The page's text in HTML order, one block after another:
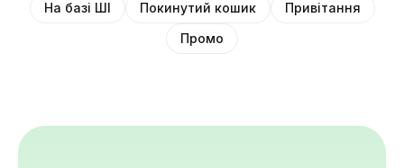
На базі ШІ
Покинутий кошик
Привітання
Промо